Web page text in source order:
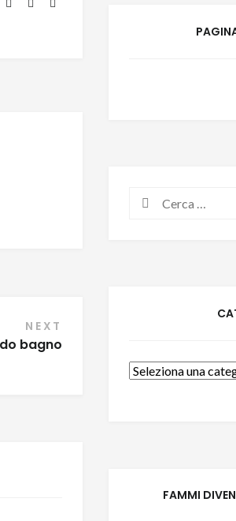
NEXT
bagno
Ricerca
Categorie
FAMMI